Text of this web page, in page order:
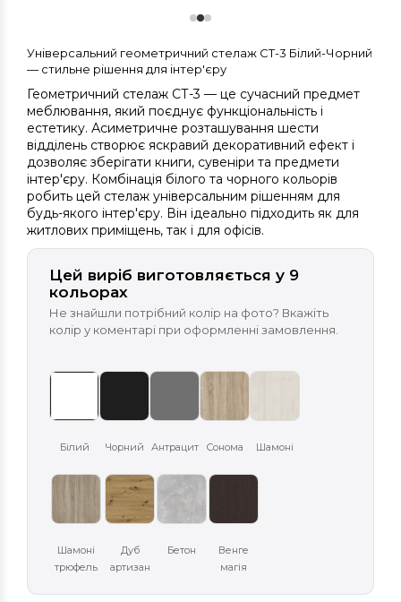
Універсальний геометричний стелаж СТ-3 Білий-Чорний
— стильне рішення для інтер'єру
Геометричний стелаж СТ-3 — це сучасний предмет
меблювання, який поєднує функціональність і
естетику. Асиметричне розташування шести
відділень створює яскравий декоративний ефект і
дозволяє зберігати книги, сувеніри та предмети
інтер'єру. Комбінація білого та чорного кольорів
робить цей стелаж універсальним рішенням для
будь-якого інтер'єру. Він ідеально підходить як для
житлових приміщень, так і для офісів.
Цей виріб виготовляється у 9
кольорах
Не знайшли потрібний колір на фото? Вкажіть
колір у коментарі при оформленні замовлення.
Білий Чорний Антрацит Сонома Шамоні
Шамоні
трюфель
Дуб
артизан
Бетон
Венге
магія